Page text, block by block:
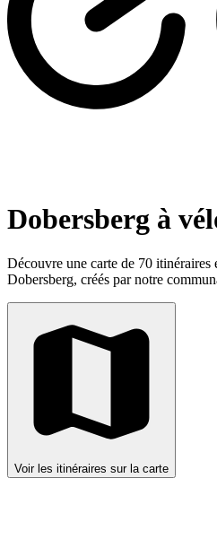
Dobersberg à
Découvre une carte de 70 itinéraires
Dobersberg, créés par notre
Voir les itinéraires sur la carte